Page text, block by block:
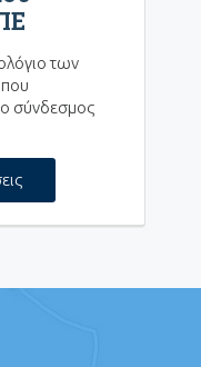
των
σύνδεσμος